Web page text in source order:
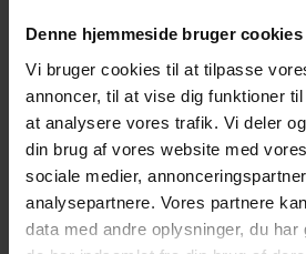
Denne hjemmeside bruger cookies
Vi bruger cookies til at tilpasse
annoncer, til at vise dig funktioner
at analysere vores trafik. Vi deler
din brug af vores website med
sociale medier,
analysepartnere. Vores partnere
data med andre oplysninger, du har
Voervadsbro
Sæson:
1 dag 550 kr.
2 dage 800 kr.
3 dage 1.100